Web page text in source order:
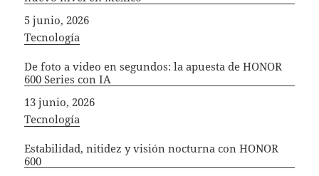
Fecha
5 junio, 2026
In relation to
Tecnología
De foto a video en segundos: la apuesta de HONOR
600 Series con IA
Fecha
13 junio, 2026
In relation to
Tecnología
Estabilidad, nitidez y visión nocturna con HONOR
600